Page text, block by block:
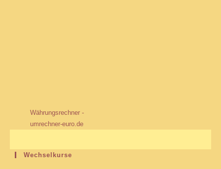
Währungsrechner -
umrechner-euro.de
Wechselkurse